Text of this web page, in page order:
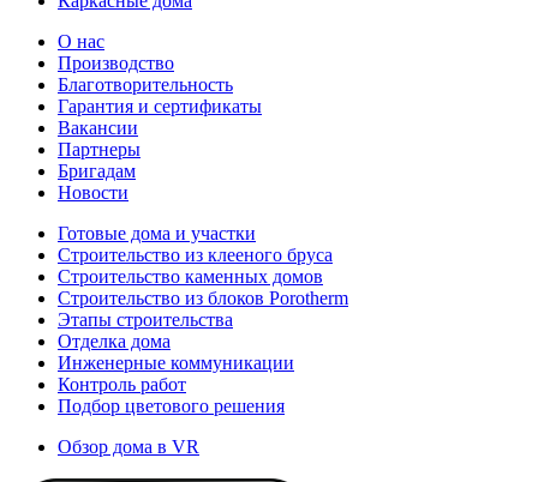
О нас
Производство
Благотворительность
Гарантия и сертификаты
Вакансии
Партнеры
Бригадам
Новости
Готовые дома и участки
Строительство из клееного бруса
Строительство каменных домов
Строительство из блоков Porotherm
Этапы строительства
Отделка дома
Инженерные коммуникации
Контроль работ
Подбор цветового решения
Обзор дома в VR